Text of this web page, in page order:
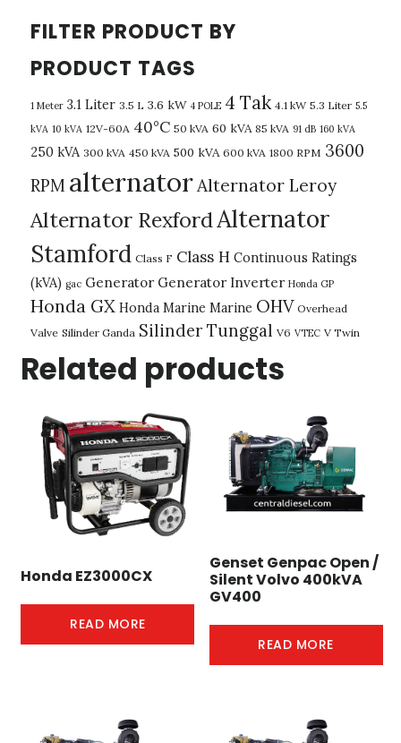
FILTER PRODUCT BY
PRODUCT TAGS
1 Meter 3.1 Liter 3.5 L 3.6 kW 4 POLE 4 Tak 4.1 kW 5.3 Liter 5.5
kVA 10 kVA 12V-60A 40°C 50 kVA 60 kVA 85 kVA 91 dB 160 kVA
250 kVA 300 kVA 450 kVA 500 kVA 600 kVA 1800 RPM 3600
RPM alternatorAlternator Leroy
Alternator RexfordAlternator
Stamford Class F Class H Continuous Ratings
(kVA) gac Generator Generator Inverter Honda GP
Honda GX Honda Marine Marine OHV Overhead
Valve Silinder Ganda Silinder Tunggal V6 VTEC V Twin
Related products
Honda EZ3000CX
READ MORE
Genset Genpac Open /
Silent Volvo 400kVA
GV400
READ MORE